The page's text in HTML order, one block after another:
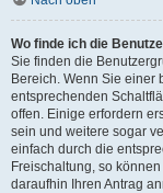
Wo finde ich die
Sie finden die
Bereich. Wenn Sie einer
entsprechenden
offen. Einige erfordern
sein und weitere sogar
einfach durch die
Freischaltung, so
daraufhin Ihren Antrag